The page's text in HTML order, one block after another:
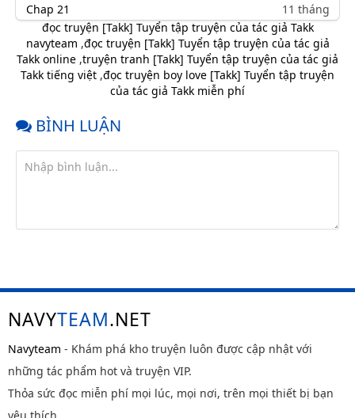
Chap 21
11 tháng
trước
Chap 20
11 tháng
trước
Chap 18
Chap 17
trước
Chap 14
11 tháng
trước
Chap 12
trước
Chap 11
đọc truyện [Takk] Tuyển tập truyện của tác giả Takk
navyteam ,đọc truyện [Takk] Tuyển tập truyện của tác giả
Takk online ,truyện tranh [Takk] Tuyển tập truyện của tác giả
Takk tiếng việt ,đọc truyện boy love [Takk] Tuyển tập truyện
của tác giả Takk miễn phí
BÌNH LUẬN
NAVYTEAM.NET
Navyteam - Khám phá kho truyện luôn được cập nhật với
những tác phẩm hot và truyện VIP.
Thỏa sức đọc miễn phí mọi lúc, mọi nơi, trên mọi thiết bị bạn